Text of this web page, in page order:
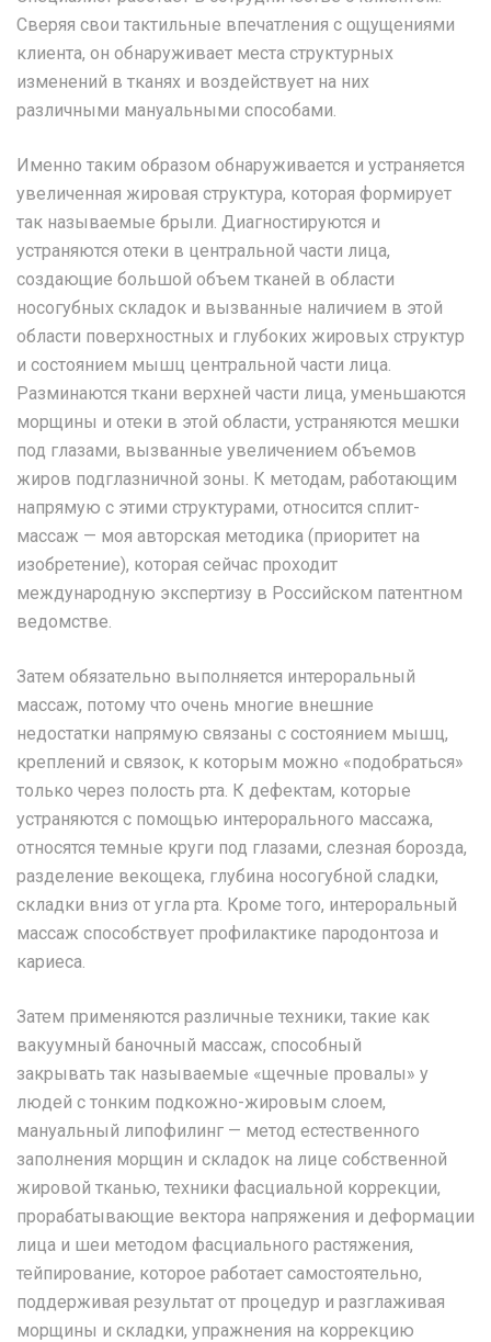
Сверяя свои тактильные впечатления с ощущениями
клиента, он обнаруживает места структурных
изменений в тканях и воздействует на них
различными мануальными способами.
Именно таким образом обнаруживается и устраняется
увеличенная жировая структура, которая формирует
так называемые брыли. Диагностируются и
устраняются отеки в центральной части лица,
создающие большой объем тканей в области
носогубных складок и вызванные наличием в этой
области поверхностных и глубоких жировых структур
и состоянием мышц центральной части лица.
Разминаются ткани верхней части лица, уменьшаются
морщины и отеки в этой области, устраняются мешки
под глазами, вызванные увеличением объемов
жиров подглазничной зоны. К методам, работающим
напрямую с этими структурами, относится сплит-
массаж — моя авторская методика (приоритет на
изобретение), которая сейчас проходит
международную экспертизу в Российском патентном
ведомстве.
Затем обязательно выполняется интероральный
массаж, потому что очень многие внешние
недостатки напрямую связаны с состоянием мышц,
креплений и связок, к которым можно «подобраться»
только через полость рта. К дефектам, которые
устраняются с помощью интерорального массажа,
относятся темные круги под глазами, слезная борозда,
разделение векощека, глубина носогубной сладки,
складки вниз от угла рта. Кроме того, интероральный
массаж способствует профилактике пародонтоза и
кариеса.
Затем применяются различные техники, такие как
вакуумный баночный массаж, способный
закрывать так называемые «щечные провалы» у
людей с тонким подкожно-жировым слоем,
мануальный липофилинг — метод естественного
заполнения морщин и складок на лице собственной
жировой тканью, техники фасциальной коррекции,
прорабатывающие вектора напряжения и деформации
лица и шеи методом фасциального растяжения,
тейпирование, которое работает самостоятельно,
поддерживая результат от процедур и разглаживая
морщины и складки, упражнения на коррекцию